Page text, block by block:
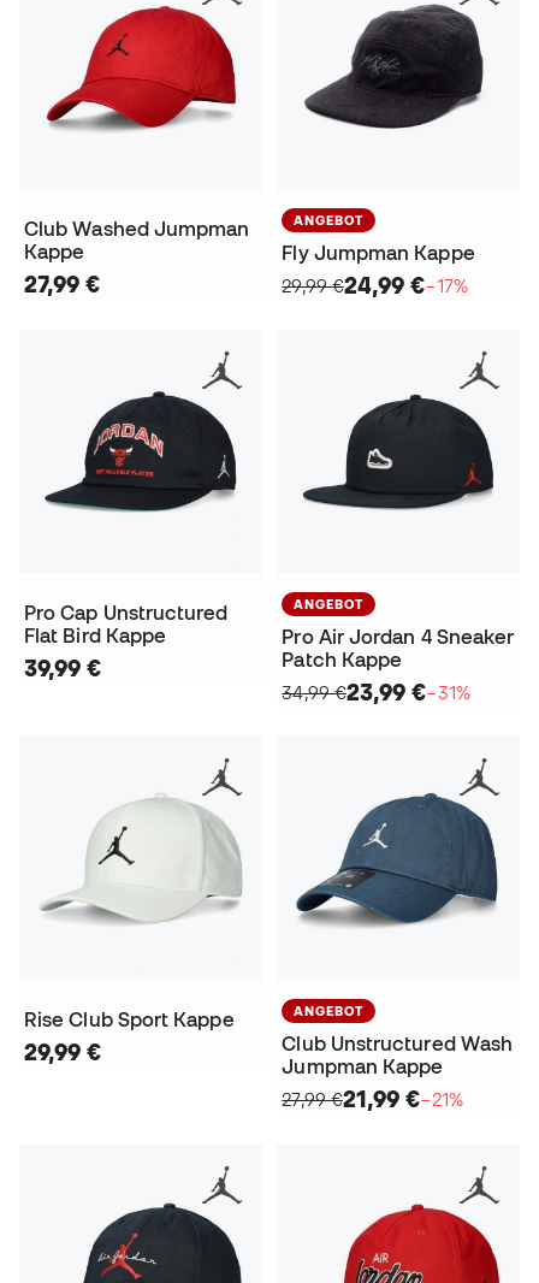
Club Washed Jumpman
Kappe
27,99 €
ANGEBOT
Fly Jumpman Kappe
29,99 €24,99 €−17%
Pro Cap Unstructured
Flat Bird Kappe
39,99 €
ANGEBOT
Pro Air Jordan 4 Sneaker
Patch Kappe
34,99 €23,99 €−31%
Rise Club Sport Kappe
29,99 €
ANGEBOT
Club Unstructured Wash
Jumpman Kappe
27,99 €21,99 €−21%